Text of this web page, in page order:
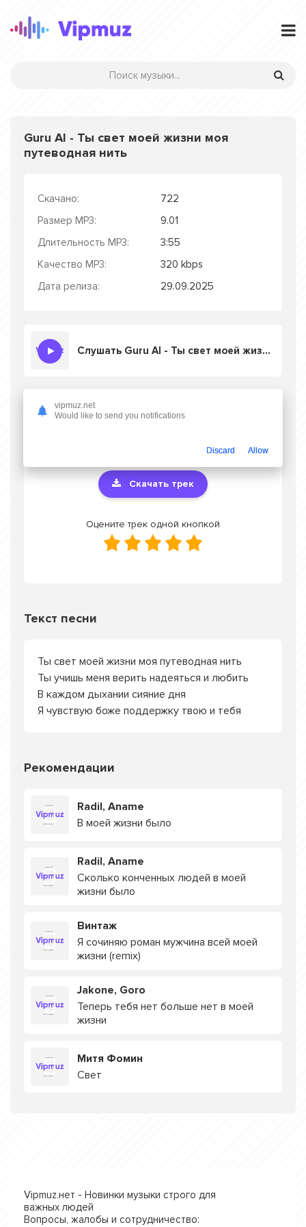
Guru AI - Ты свет моей жизни моя
путеводная нить
Скачано:
722
Размер MP3:
9.01
Длительность MP3:
3:55
Качество MP3:
320 kbps
Дата релиза:
29.09.2025
Слушать Guru AI - Ты свет моей жизни моя путеводная нить
Скачать песню Guru AI - Ты свет моей
жизни моя путеводная нить
Скачать трек
Оцените трек одной кнопкой
Текст песни
Ты свет моей жизни моя путеводная нить
Ты учишь меня верить надеяться и любить
В каждом дыхании сияние дня
Я чувствую боже поддержку твою и тебя
Рекомендации
Radil, Aname
В моей жизни было
Radil, Aname
Сколько конченных людей в моей
жизни было
Винтаж
Я сочиняю роман мужчина всей моей
жизни (remix)
Jakone, Goro
Теперь тебя нет больше нет в моей
жизни
Митя Фомин
Свет
Vipmuz.нет - Новинки музыки строго для
важных людей
Вопросы, жалобы и сотрудничество:
vipmuz.net
Would like to send you notifications
Discard Allow